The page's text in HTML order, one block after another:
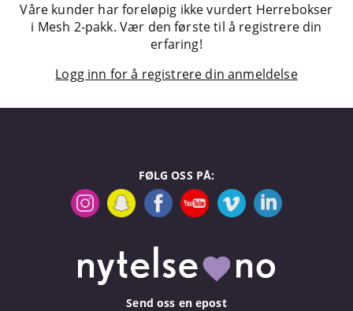
Våre kunder har foreløpig ikke vurdert Herrebokser
i Mesh 2-pakk. Vær den første til å registrere din
erfaring!
Logg inn for å registrere din anmeldelse
FØLG OSS PÅ:
Send oss en epost